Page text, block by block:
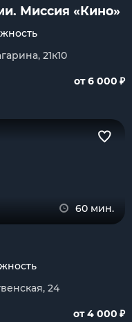
Миссия «Кино»
21к10
от 6 000 ₽
60 мин.
24
от 4 000 ₽